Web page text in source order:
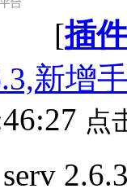
[插
新增
点
serv